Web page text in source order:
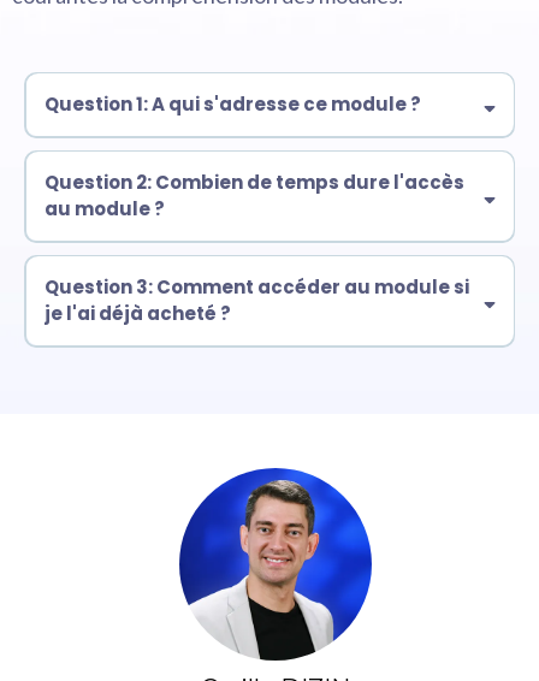
Question 1: A qui s'adresse ce module ?
maîtriser l'emailing
automatiser
entrepreneur, un formateur en ligne, ou
un créateur
tes contacts
conversions,
Question 2: Combien de temps dure l'accès
au module ?
ACCÈS À VIE et ILLIMITÉ
Question 3: Comment accéder au module si
je l'ai déjà acheté ?